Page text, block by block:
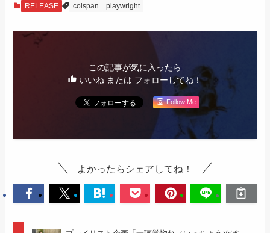
RELEASE colspan playwright
この記事が気に入ったら
いいね または フォローしてね！
Follow Me
よかったらシェアしてね！